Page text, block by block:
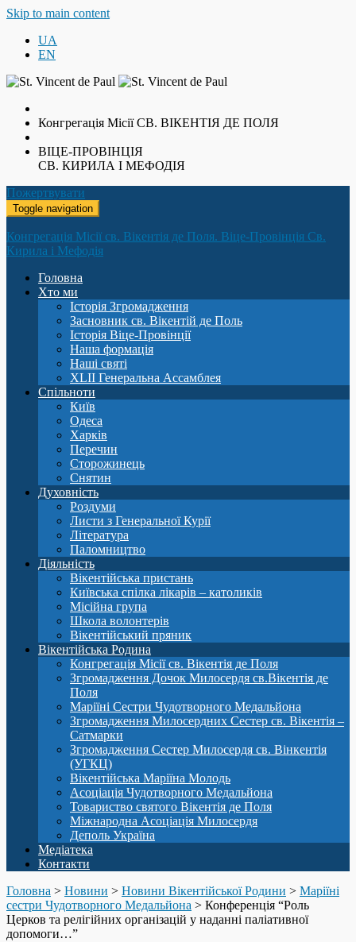
Skip to main content
UA
EN
Конгрегація МісіїСВ. ВІКЕНТІЯ ДЕ ПОЛЯ
ВІЦЕ-ПРОВІНЦІЯ
СВ. КИРИЛА І МЕФОДІЯ
Пожертвувати
Toggle navigation
Конгрегація Місії св. Вікентія де Поля. Віце-Провінція Св.
Кирила і Мефодія
Головна
Хто ми
Історія Згромадження
Засновник св. Вікентій де Поль
Історія Віце-Провінції
Наша формація
Наші святі
XLII Генеральна Ассамблея
Спільноти
Київ
Одеса
Харків
Перечин
Сторожинець
Снятин
Духовність
Роздуми
Листи з Генеральної Курії
Література
Паломництво
Діяльність
Вікентійська пристань
Київська спілка лікарів – католиків
Місійна група
Школа волонтерів
Вікентійський пряник
Вікентійська Родина
Конгрегація Місії св. Вікентія де Поля
Згромадження Дочок Милосердя св.Вікентія де
Поля
Маріїні Сестри Чудотворного Медальйона
Згромадження Милосердних Сестер св. Вікентія –
Сатмарки
Згромадження Сестер Милосердя св. Вінкентія
(УГКЦ)
Вікентійська Маріїна Молодь
Асоціація Чудотворного Медальйона
Товариство святого Вікентія де Поля
Міжнародна Асоціація Милосердя
Деполь Україна
Медіатека
Контакти
Головна > Новини > Новини Вікентійської Родини > Маріїні
сестри Чудотворного Медальйона > Конференція “Роль
Церков та релігійних організацій у наданні паліативної
допомоги…”